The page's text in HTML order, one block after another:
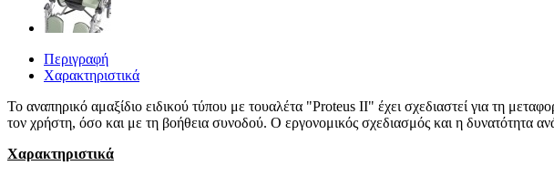
Περιγραφή
Χαρακτηριστικά
Το αναπηρικό αμαξίδιο ειδικού τύπου με τουαλέτα "Proteus IΙ" έχει σχεδιαστεί για τη
τον χρήστη, όσο και με τη βοήθεια συνοδού. Ο εργονομικός σχεδιασμός και η δυνατότητα
Χαρακτηριστικά